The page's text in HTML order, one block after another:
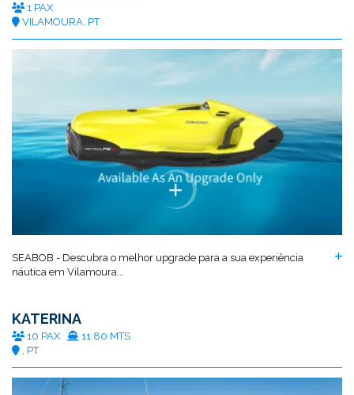
1 PAX
VILAMOURA, PT
SEABOB - Descubra o melhor upgrade para a sua experiência
náutica em Vilamoura...
KATERINA
10 PAX
11.80 MTS
, PT